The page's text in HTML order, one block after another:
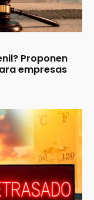
Proponen
empresas